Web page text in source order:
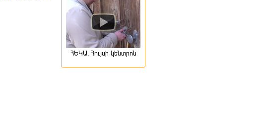
ՀԵԿԱ. Հույսի կենտրոն